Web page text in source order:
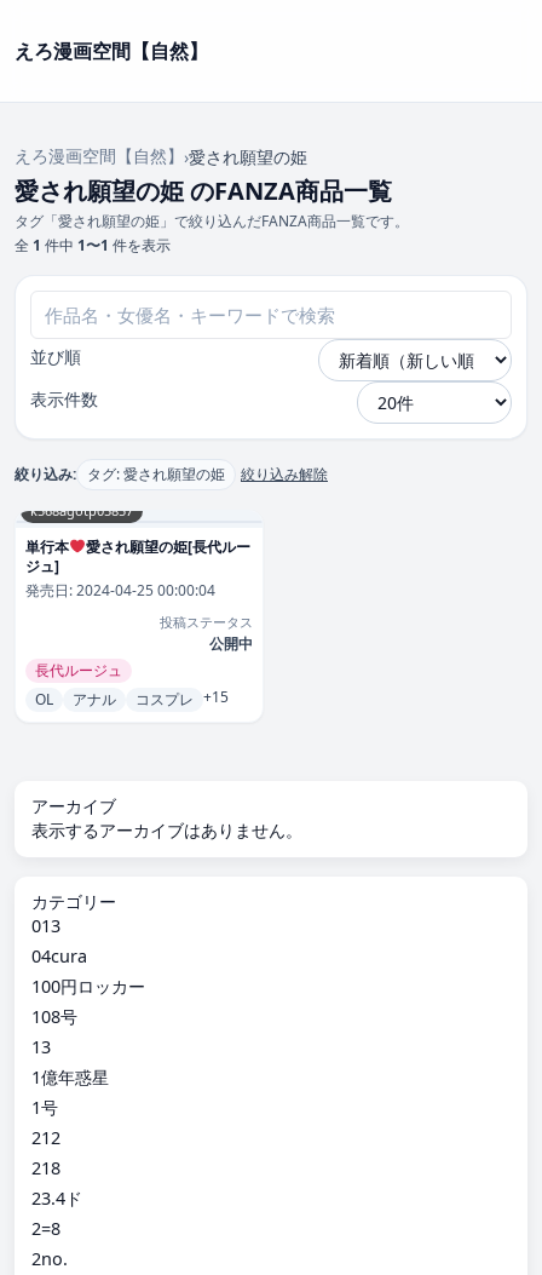
えろ漫画空間【自然】
えろ漫画空間【自然】 ›愛され願望の姫
愛され願望の姫 のFANZA商品一覧
タグ「愛され願望の姫」で絞り込んだFANZA商品一覧です。
全 1 件中 1〜1 件を表示
並び順
表示件数
絞り込み: タグ: 愛され願望の姫 絞り込み解除
k568agotp05857
単行本
愛され願望の姫[長代ルー
ジュ]
発売日:2024-04-25 00:00:04
投稿ステータス
公開中
長代ルージュ
OL
アナル コスプレ +15
アーカイブ
表示するアーカイブはありません。
カテゴリー
013
04cura
100円ロッカー
108号
13
1億年惑星
1号
212
218
23.4ド
2=8
2no.